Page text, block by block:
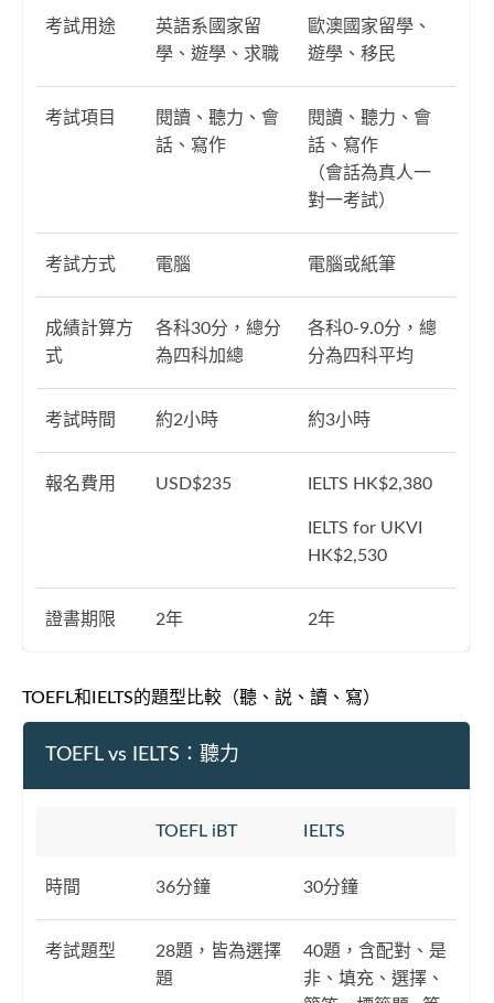
考試用途
英語系國家留
學、遊學、求職
歐澳國家留學、
遊學、移民
考試項目
閱讀、聽力、會
話、寫作
閱讀、聽力、會
話、寫作
（會話為真人一
對一考試）
考試方式 電腦 電腦或紙筆
成績計算方
式
各科30分，總分
為四科加總
各科0-9.0分，總
分為四科平均
考試時間 約2小時 約3小時
報名費用 USD$235 IELTS HK$2,380
IELTS for UKVI
HK$2,530
證書期限 2年 2年
TOEFL和IELTS的題型比較（聽、説、讀、寫）
TOEFL vs IELTS：聽力
TOEFL iBT IELTS
時間 36分鐘 30分鐘
考試題型
28題，皆為選擇
題
40題，含配對、是
非、填充、選擇、